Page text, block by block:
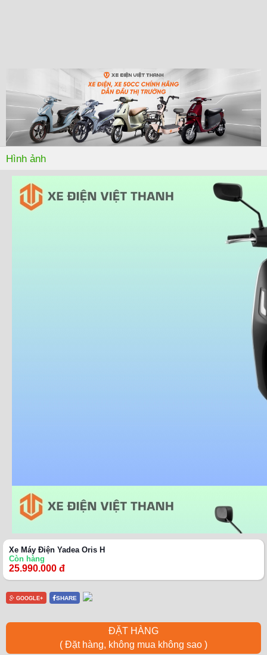
Hình ảnh
Xe Máy Điện Yadea Oris H
Còn hàng
25.990.000 đ
GOOGLE+ SHARE
ĐẶT HÀNG
( Đặt hàng, không mua không sao )